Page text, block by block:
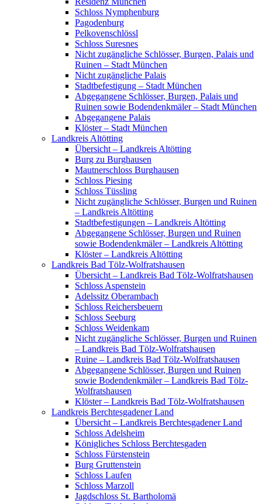
Schloss Nymphenburg
Pagodenburg
Pelkovenschlössl
Schloss Suresnes
Nicht zugängliche Schlösser, Burgen, Palais und
Ruinen – Stadt München
Nicht zugängliche Palais
Stadtbefestigung – Stadt München
Abgegangene Schlösser, Burgen, Palais und
Ruinen sowie Bodendenkmäler – Stadt München
Abgegangene Palais
Klöster – Stadt München
Landkreis Altötting
Übersicht – Landkreis Altötting
Burg zu Burghausen
Mautnerschloss Burghausen
Schloss Piesing
Schloss Tüssling
Nicht zugängliche Schlösser, Burgen und Ruinen
– Landkreis Altötting
Stadtbefestigungen – Landkreis Altötting
Abgegangene Schlösser, Burgen und Ruinen
sowie Bodendenkmäler – Landkreis Altötting
Klöster – Landkreis Altötting
Landkreis Bad Tölz-Wolfratshausen
Übersicht – Landkreis Bad Tölz-Wolfratshausen
Schloss Aspenstein
Adelssitz Oberambach
Schloss Reichersbeuern
Schloss Seeburg
Schloss Weidenkam
Nicht zugängliche Schlösser, Burgen und Ruinen
– Landkreis Bad Tölz-Wolfratshausen
Ruine – Landkreis Bad Tölz-Wolfratshausen
Abgegangene Schlösser, Burgen und Ruinen
sowie Bodendenkmäler – Landkreis Bad Tölz-
Wolfratshausen
Klöster – Landkreis Bad Tölz-Wolfratshausen
Landkreis Berchtesgadener Land
Übersicht – Landkreis Berchtesgadener Land
Schloss Adelsheim
Königliches Schloss Berchtesgaden
Schloss Fürstenstein
Burg Gruttenstein
Schloss Laufen
Schloss Marzoll
Jagdschloss St. Bartholomä